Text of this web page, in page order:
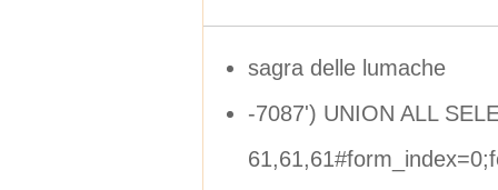
sagra delle lumache
-7087') UNION ALL